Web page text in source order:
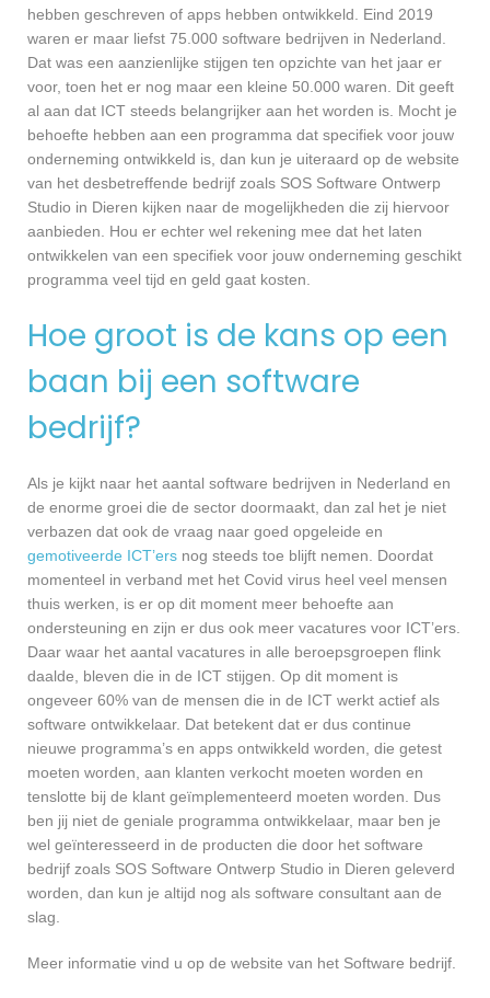
hebben geschreven of apps hebben ontwikkeld. Eind 2019
waren er maar liefst 75.000 software bedrijven in Nederland.
Dat was een aanzienlijke stijgen ten opzichte van het jaar er
voor, toen het er nog maar een kleine 50.000 waren. Dit geeft
al aan dat ICT steeds belangrijker aan het worden is. Mocht je
behoefte hebben aan een programma dat specifiek voor jouw
onderneming ontwikkeld is, dan kun je uiteraard op de website
van het desbetreffende bedrijf zoals SOS Software Ontwerp
Studio in Dieren kijken naar de mogelijkheden die zij hiervoor
aanbieden. Hou er echter wel rekening mee dat het laten
ontwikkelen van een specifiek voor jouw onderneming geschikt
programma veel tijd en geld gaat kosten.
Hoe groot is de kans op een
baan bij een software
bedrijf?
Als je kijkt naar het aantal software bedrijven in Nederland en
de enorme groei die de sector doormaakt, dan zal het je niet
verbazen dat ook de vraag naar goed opgeleide en
gemotiveerde ICT’ers nog steeds toe blijft nemen. Doordat
momenteel in verband met het Covid virus heel veel mensen
thuis werken, is er op dit moment meer behoefte aan
ondersteuning en zijn er dus ook meer vacatures voor ICT’ers.
Daar waar het aantal vacatures in alle beroepsgroepen flink
daalde, bleven die in de ICT stijgen. Op dit moment is
ongeveer 60% van de mensen die in de ICT werkt actief als
software ontwikkelaar. Dat betekent dat er dus continue
nieuwe programma’s en apps ontwikkeld worden, die getest
moeten worden, aan klanten verkocht moeten worden en
tenslotte bij de klant geïmplementeerd moeten worden. Dus
ben jij niet de geniale programma ontwikkelaar, maar ben je
wel geïnteresseerd in de producten die door het software
bedrijf zoals SOS Software Ontwerp Studio in Dieren geleverd
worden, dan kun je altijd nog als software consultant aan de
slag.
Meer informatie vind u op de website van het Software bedrijf.